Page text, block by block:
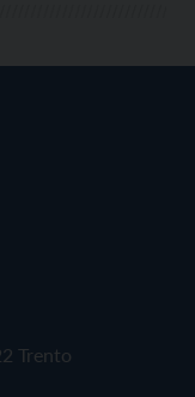
Trento